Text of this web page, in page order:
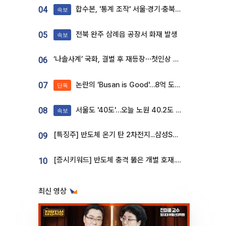
04 속보 합수본, '통계 조작' 서울·경기·충북 선관위 등 추가 압수수색
05 속보 전북 완주 삼례읍 공장서 화재 발생
06 ‘나솔사계’ 국화, 결별 후 재등장⋯첫인상 투표 휩쓸고 ‘인기녀’ 등극
07 단독 논란의 'Busan is Good'…8억 도시브랜드, 용산 대통령실 CI 업체가 수행
08 속보 서울도 '40도'…오늘 노원 40.2도 기록
09 [특징주] 반도체 온기 탄 2차전지...삼성SDI, 장 초반 7% 넘게 껑충
10 [증시키워드] 반도체 충격 뚫은 개별 호재...포스코퓨처엠·에코프로·한화솔루션 '눈길'
최신 영상